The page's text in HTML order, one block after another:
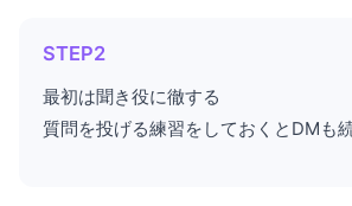
STEP2
最初は聞き役に徹する
質問を投げる練習をしておくとDMも